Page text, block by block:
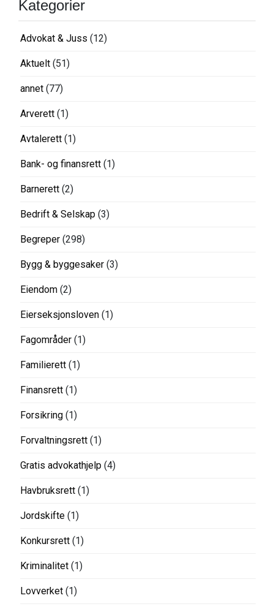
Kategorier
Advokat & Juss (12)
Aktuelt (51)
annet (77)
Arverett (1)
Avtalerett (1)
Bank- og finansrett (1)
Barnerett (2)
Bedrift & Selskap (3)
Begreper (298)
Bygg & byggesaker (3)
Eiendom (2)
Eierseksjonsloven (1)
Fagområder (1)
Familierett (1)
Finansrett (1)
Forsikring (1)
Forvaltningsrett (1)
Gratis advokathjelp (4)
Havbruksrett (1)
Jordskifte (1)
Konkursrett (1)
Kriminalitet (1)
Lovverket (1)